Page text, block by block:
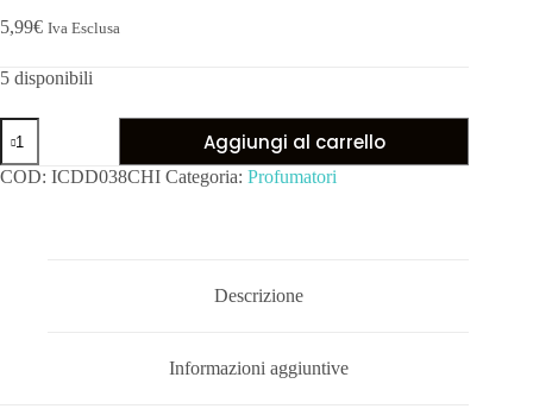
5,99€ Iva Esclusa
5 disponibili
Aggiungi al carrello
COD: ICDD038CHI Categoria: Profumatori
Descrizione
Informazioni aggiuntive